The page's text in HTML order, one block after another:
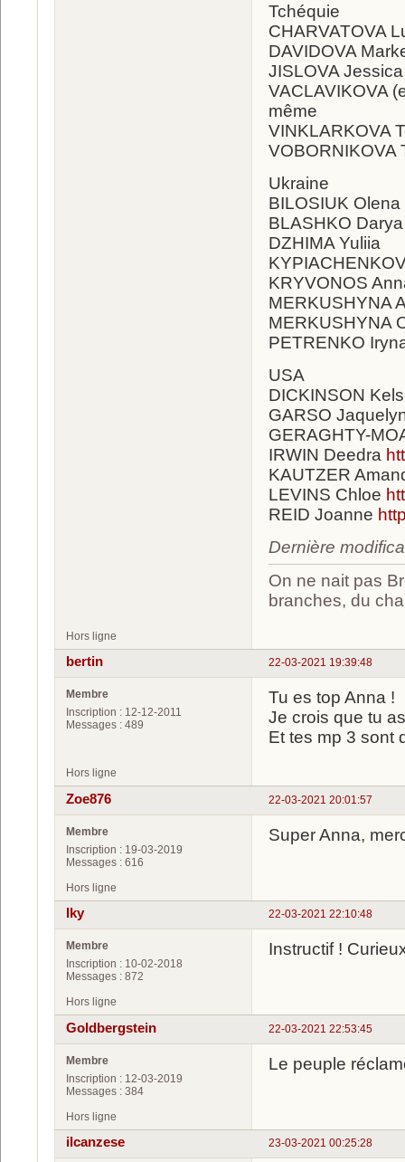
Tchéquie
CHARVATOVA
DAVIDOVA
JISLOVA
VACLAVIKOVA
même
VINKLARKOVA
VOBORNIKOVA
Ukraine
BILOSIUK Olena
BLASHKO Darya
DZHIMA Yuliia
KRYVONOS
MERKUSHYNA
MERKUSHYNA
PETRENKO
USA
DICKINSON
GARSO
GERAGHTY-
IRWIN Deedra
KAUTZER
LEVINS Chloe
REID Joanne
Dernière
On ne nait pas
branches, du
Hors ligne
22-03-2021 19:39:48
bertin
Membre
Inscription : 12-12-2011
Messages : 489
Tu es top Anna !
Je crois que tu
Et tes mp 3 sont
Hors ligne
22-03-2021 20:01:57
Zoe876
Membre
Inscription : 19-03-2019
Messages : 616
Super Anna,
Hors ligne
22-03-2021 22:10:48
Iky
Membre
Inscription : 10-02-2018
Messages : 872
Instructif !
Hors ligne
22-03-2021 22:53:45
Goldbergstein
Membre
Inscription : 12-03-2019
Messages : 384
Le peuple
Hors ligne
23-03-2021 00:25:28
ilcanzese